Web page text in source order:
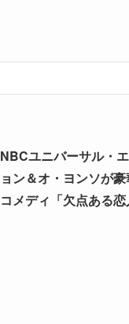
NBCユニバーサル・
ョン＆オ・ヨンソが
コメディ「欠点ある